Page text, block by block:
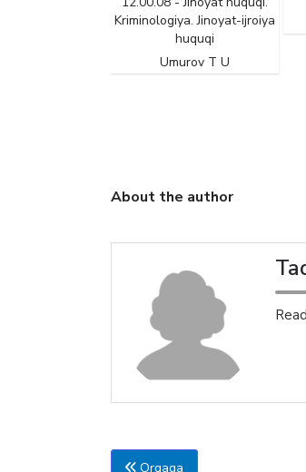
Kriminologiya. Jinoyat-ijroiya
huquqi
Umurov T U
About the author
Orqaga